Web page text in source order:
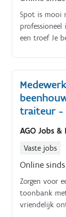
Spot is mooi
professioneel
een troef Je
work‑life
traiteur -
AGO Jobs &
Vaste jobs
Online
Zorgen voor
toonbank
vriendelijk